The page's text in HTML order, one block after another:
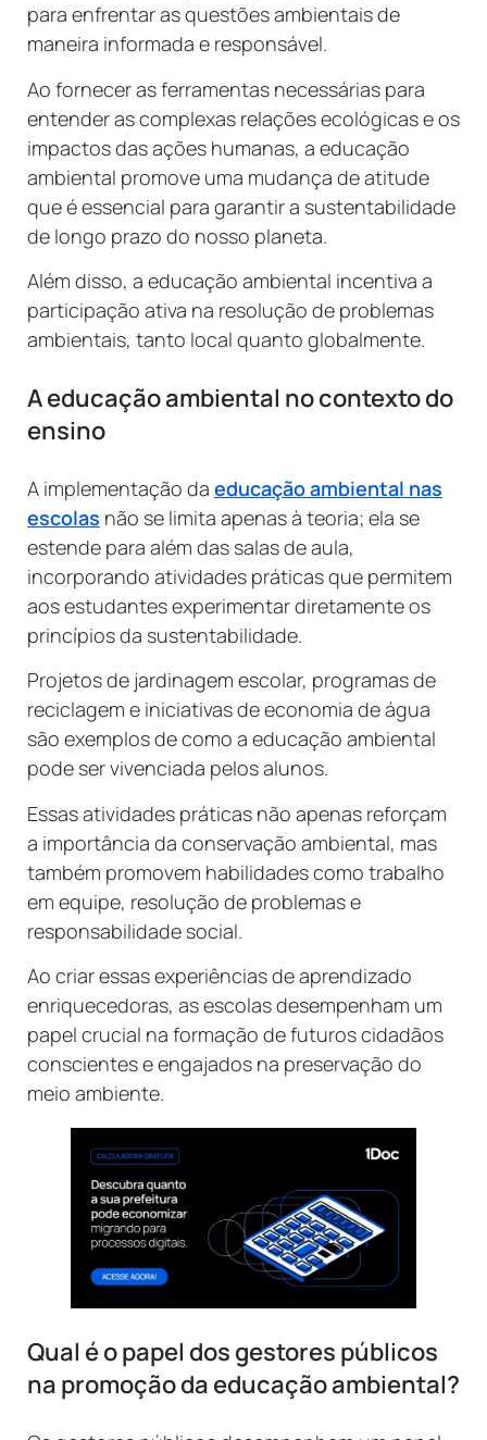
para enfrentar as questões ambientais de
maneira informada e responsável.
Ao fornecer as ferramentas necessárias para
entender as complexas relações ecológicas e os
impactos das ações humanas, a educação
ambiental promove uma mudança de atitude
que é essencial para garantir a sustentabilidade
de longo prazo do nosso planeta.
Além disso, a educação ambiental incentiva a
participação ativa na resolução de problemas
ambientais, tanto local quanto globalmente.
A educação ambiental no contexto do
ensino
A implementação da educação ambiental nas
escolas não se limita apenas à teoria; ela se
estende para além das salas de aula,
incorporando atividades práticas que permitem
aos estudantes experimentar diretamente os
princípios da sustentabilidade.
Projetos de jardinagem escolar, programas de
reciclagem e iniciativas de economia de água
são exemplos de como a educação ambiental
pode ser vivenciada pelos alunos.
Essas atividades práticas não apenas reforçam
a importância da conservação ambiental, mas
também promovem habilidades como trabalho
em equipe, resolução de problemas e
responsabilidade social.
Ao criar essas experiências de aprendizado
enriquecedoras, as escolas desempenham um
papel crucial na formação de futuros cidadãos
conscientes e engajados na preservação do
meio ambiente.
Qual é o papel dos gestores públicos
na promoção da educação ambiental?